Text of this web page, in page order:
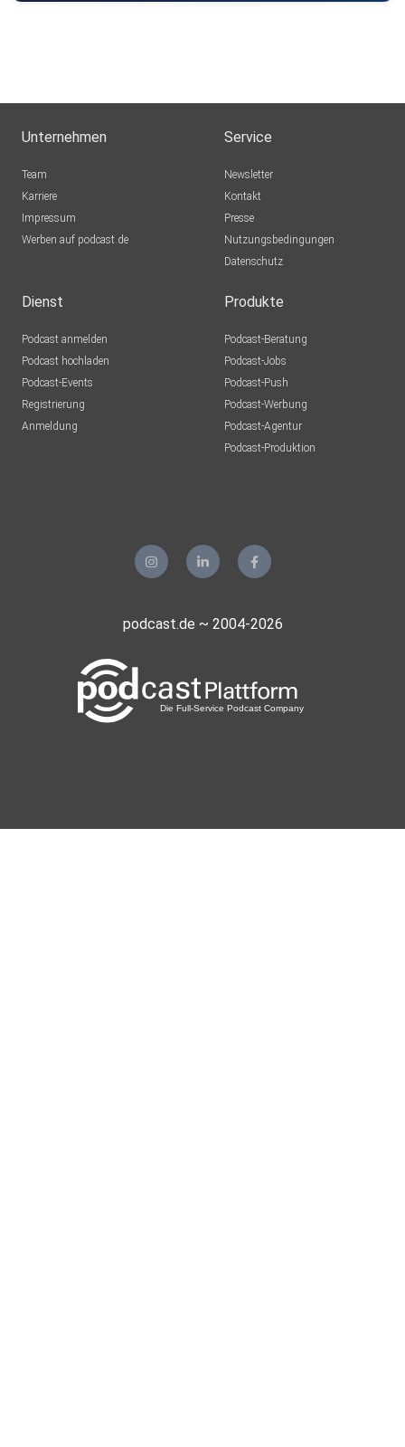
Unternehmen
Team
Karriere
Impressum
Werben auf podcast.de
Service
Newsletter
Kontakt
Presse
Nutzungsbedingungen
Datenschutz
Dienst
Podcast anmelden
Podcast hochladen
Podcast-Events
Registrierung
Anmeldung
Produkte
Podcast-Beratung
Podcast-Jobs
Podcast-Push
Podcast-Werbung
Podcast-Agentur
Podcast-Produktion
podcast.de ~ 2004-2026